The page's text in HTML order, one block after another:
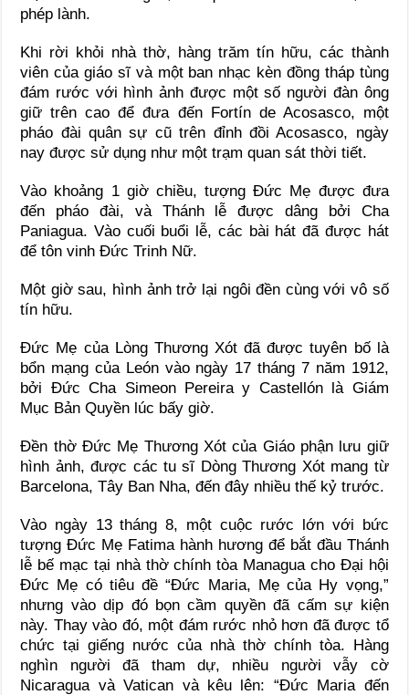
phép lành.
Khi rời khỏi nhà thờ, hàng trăm tín hữu, các thành
viên của giáo sĩ và một ban nhạc kèn đồng tháp tùng
đám rước với hình ảnh được một số người đàn ông
giữ trên cao để đưa đến Fortín de Acosasco, một
pháo đài quân sự cũ trên đỉnh đồi Acosasco, ngày
nay được sử dụng như một trạm quan sát thời tiết.
Vào khoảng 1 giờ chiều, tượng Đức Mẹ được đưa
đến pháo đài, và Thánh lễ được dâng bởi Cha
Paniagua. Vào cuối buổi lễ, các bài hát đã được hát
để tôn vinh Đức Trinh Nữ.
Một giờ sau, hình ảnh trở lại ngôi đền cùng với vô số
tín hữu.
Đức Mẹ của Lòng Thương Xót đã được tuyên bố là
bổn mạng của León vào ngày 17 tháng 7 năm 1912,
bởi Đức Cha Simeon Pereira y Castellón là Giám
Mục Bản Quyền lúc bấy giờ.
Đền thờ Đức Mẹ Thương Xót của Giáo phận lưu giữ
hình ảnh, được các tu sĩ Dòng Thương Xót mang từ
Barcelona, Tây Ban Nha, đến đây nhiều thế kỷ trước.
Vào ngày 13 tháng 8, một cuộc rước lớn với bức
tượng Đức Mẹ Fatima hành hương để bắt đầu Thánh
lễ bế mạc tại nhà thờ chính tòa Managua cho Đại hội
Đức Mẹ có tiêu đề “Đức Maria, Mẹ của Hy vọng,”
nhưng vào dịp đó bọn cầm quyền đã cấm sự kiện
này. Thay vào đó, một đám rước nhỏ hơn đã được tổ
chức tại giếng nước của nhà thờ chính tòa. Hàng
nghìn người đã tham dự, nhiều người vẫy cờ
Nicaragua và Vatican và kêu lên: “Đức Maria đến